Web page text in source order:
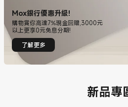
Mox銀行優惠升級!
購物賞你高達7%現金回赠,3000元
以上更享0元免息分期!
了解更多
新品專